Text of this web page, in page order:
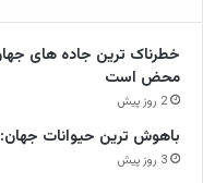
محض است
2 روز پیش
باهوش ترین حیوانات جهان: 15 جانوری که از انسان باهوش ترند!
3 روز پیش